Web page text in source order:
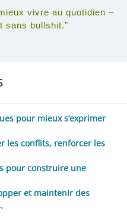
vivre au quotidien –
sans bullshit.”
pour mieux s’exprimer
les conflits, renforcer les
pour construire une
et maintenir des